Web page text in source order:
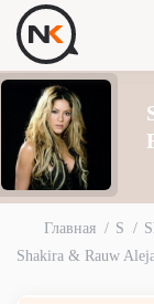
Главная S
Shakira & Rauw